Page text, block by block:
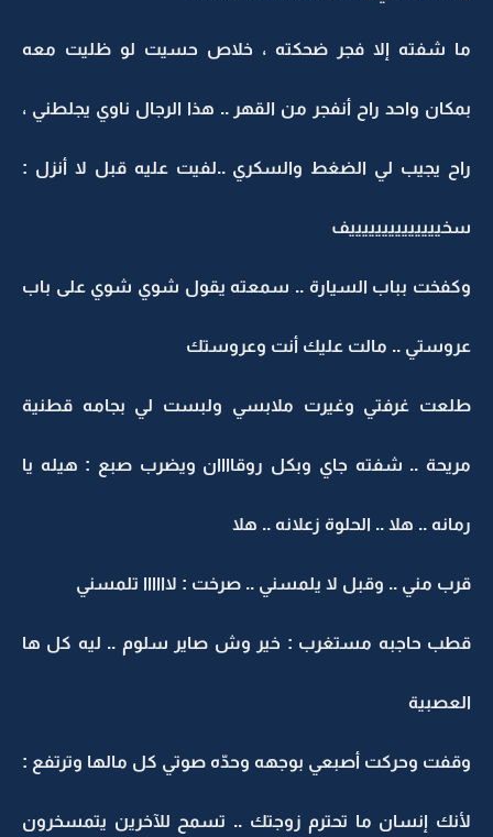
ما شفته إلا فجر ضحكته ، خلاص حسيت لو ظليت معه
بمكان واحد راح أنفجر من القهر .. هذا الرجال ناوي يجلطني ،
راح يجيب لي الضغط والسكري ..لفيت عليه قبل لا أنزل :
سخييييييييييييييف
وكفخت بباب السيارة .. سمعته يقول شوي شوي على باب
عروستي .. مالت عليك أنت وعروستك
طلعت غرفتي وغيرت ملابسي ولبست لي بجامه قطنية
مريحة .. شفته جاي وبكل روقاااان ويضرب صبع : هيله يا
رمانه .. هلا .. الحلوة زعلانه .. هلا
قرب مني .. وقبل لا يلمسني .. صرخت : لاااااا تلمسني
قطب حاجبه مستغرب : خير وش صاير سلوم .. ليه كل ها
العصبية
وقفت وحركت أصبعي بوجهه وحدّه صوتي كل مالها وترتفع :
لأنك إنسان ما تحترم زوجتك .. تسمح للآخرين يتمسخرون